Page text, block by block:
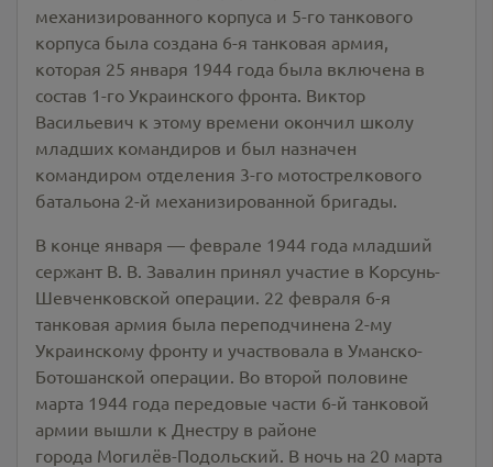
механизированного корпуса и 5-го танкового
корпуса была создана 6-я танковая армия,
которая 25 января 1944 года была включена в
состав 1-го Украинского фронта. Виктор
Васильевич к этому времени окончил школу
младших командиров и был назначен
командиром отделения 3-го мотострелкового
батальона 2-й механизированной бригады.
В конце января — феврале 1944 года младший
сержант В. В. Завалин принял участие в Корсунь-
Шевченковской операции. 22 февраля 6-я
танковая армия была переподчинена 2-му
Украинскому фронту и участвовала в Уманско-
Ботошанской операции. Во второй половине
марта 1944 года передовые части 6-й танковой
армии вышли к Днестру в районе
города Могилёв-Подольский. В ночь на 20 марта